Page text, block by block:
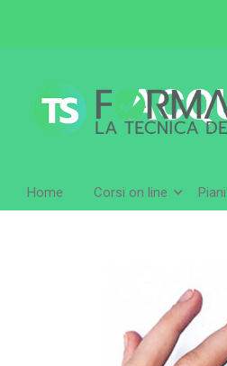
Home Corsi on line